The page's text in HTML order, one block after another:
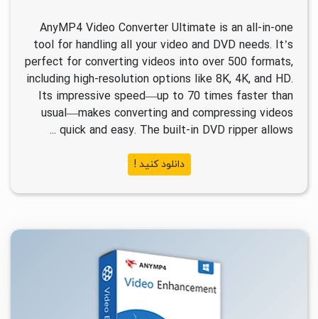
AnyMP4 Video Converter Ultimate is an all-in-one
tool for handling all your video and DVD needs. It’s
perfect for converting videos into over 500 formats,
including high-resolution options like 8K, 4K, and HD.
Its impressive speed—up to 70 times faster than
usual—makes converting and compressing videos
quick and easy. The built-in DVD ripper allows ...
دانلود کنید !